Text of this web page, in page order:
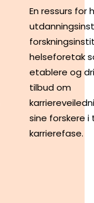
En ressurs for
helseforetak
etablere og
tilbud om
sine forskere i
karrierefase.